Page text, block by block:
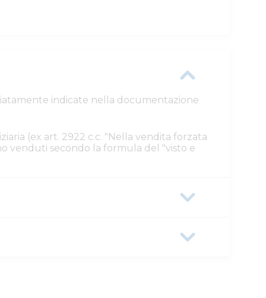
indicate nella documentazione
(ex art. 2922 c.c. "Nella vendita forzata
venduti secondo la formula del "visto e